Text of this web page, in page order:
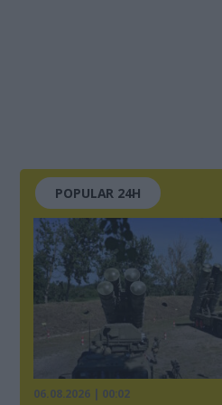
POPULAR 24H
06.08.2026 | 00:02